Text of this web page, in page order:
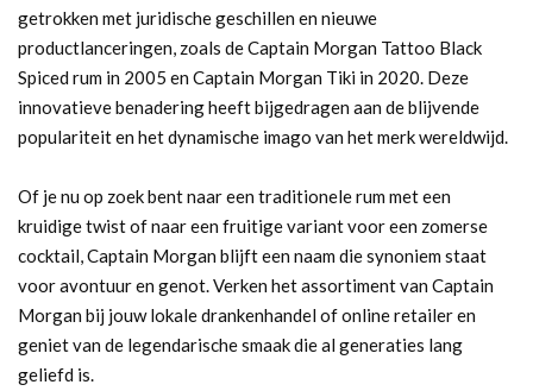
getrokken met juridische geschillen en nieuwe
productlanceringen, zoals de Captain Morgan Tattoo Black
Spiced rum in 2005 en Captain Morgan Tiki in 2020. Deze
innovatieve benadering heeft bijgedragen aan de blijvende
populariteit en het dynamische imago van het merk wereldwijd.
Of je nu op zoek bent naar een traditionele rum met een
kruidige twist of naar een fruitige variant voor een zomerse
cocktail, Captain Morgan blijft een naam die synoniem staat
voor avontuur en genot. Verken het assortiment van Captain
Morgan bij jouw lokale drankenhandel of online retailer en
geniet van de legendarische smaak die al generaties lang
geliefd is.